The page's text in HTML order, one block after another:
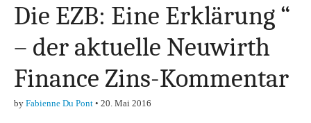
Finanzen,
Marketing-, Vertrieb-
& Investment-Tipps
Die EZB: Eine Erklärung “
– der aktuelle Neuwirth
Finance Zins-Kommentar
by Fabienne Du Pont • 20. Mai 2016